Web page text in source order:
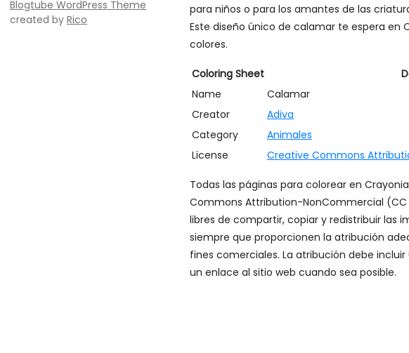
Blogtube WordPress Theme
created by Rico
para niños o para los amantes de las
Este diseño único de calamar te espera en
colores.
Coloring Sheet
Name
Calamar
Creator
Adiva
Category
Animales
License
Creative Commons
Todas las páginas para colorear en
Commons Attribution-NonCommercial (CC
libres de compartir, copiar y redistribuir las
siempre que proporcionen la atribución
fines comerciales. La atribución debe
un enlace al sitio web cuando sea posible.